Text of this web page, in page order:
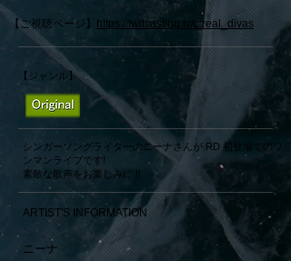
ARTIST'S INFORMATION
​ニーナ
【ジャンル】
シンガーソングライターのニーナさんが RD 初登場でのワ
ンマンライブです!
素敵な歌声をお楽しみに !!
【ご視聴ページ】 https://twitcasting.tv/c:real_divas